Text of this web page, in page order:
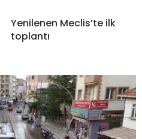
Yenilenen Meclis’te ilk
toplantı